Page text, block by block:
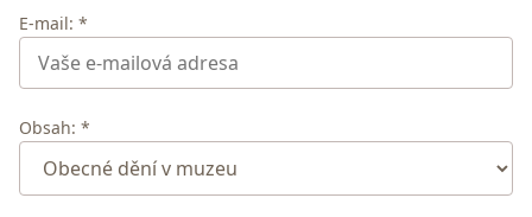
E-mail: *
Obsah: *